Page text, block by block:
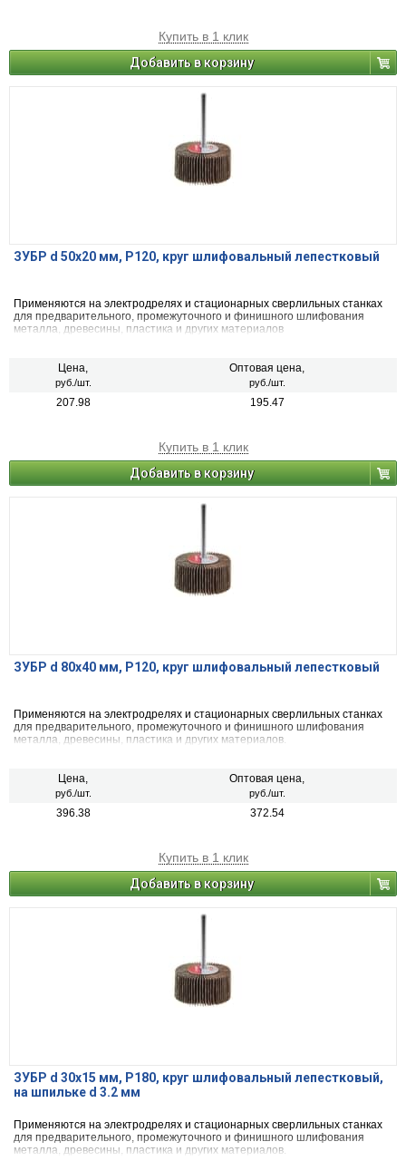
Купить в 1 клик
Добавить в корзину
ЗУБР d 50x20 мм, P120, круг шлифовальный лепестковый
Применяются на электродрелях и стационарных сверлильных станках
для предварительного, промежуточного и финишного шлифования
металла, древесины, пластика и других материалов
Цена,
руб./шт.
Оптовая цена,
руб./шт.
207.98 195.47
Купить в 1 клик
Добавить в корзину
ЗУБР d 80x40 мм, P120, круг шлифовальный лепестковый
Применяются на электродрелях и стационарных сверлильных станках
для предварительного, промежуточного и финишного шлифования
металла, древесины, пластика и других материалов.
Цена,
руб./шт.
Оптовая цена,
руб./шт.
396.38 372.54
Купить в 1 клик
Добавить в корзину
ЗУБР d 30x15 мм, P180, круг шлифовальный лепестковый,
на шпильке d 3.2 мм
Применяются на электродрелях и стационарных сверлильных станках
для предварительного, промежуточного и финишного шлифования
металла, древесины, пластика и других материалов.